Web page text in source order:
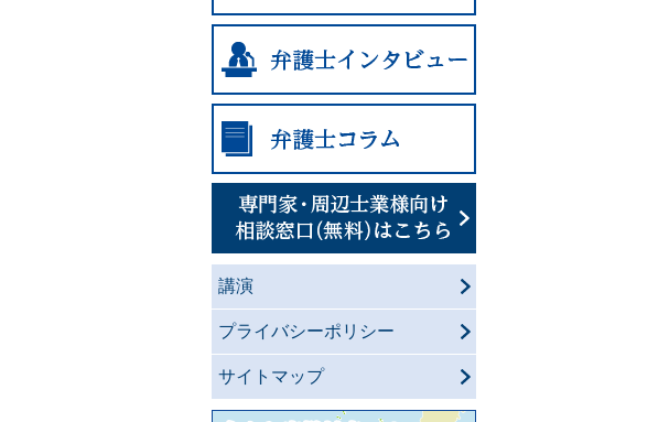
講演
プライバシーポリシー
サイトマップ